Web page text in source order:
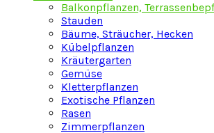
Balkonpflanzen,
Stauden
Bäume, Sträucher, Hecken
Kübelpflanzen
Kräutergarten
Gemüse
Kletterpflanzen
Exotische Pflanzen
Rasen
Zimmerpflanzen